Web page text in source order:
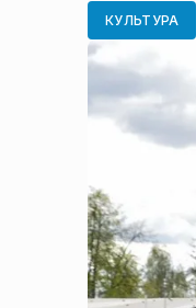
КУЛЬТУРА